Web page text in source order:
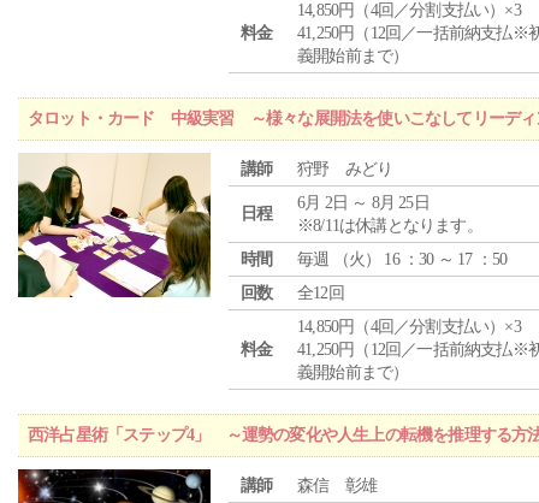
料金
14,850円（4回／分割支払い）×3
41,250円（12回／一括前納支払※
義開始前まで）
タロット・カード 中級実習 ～様々な展開法を使いこなしてリーディ
講師 狩野 みどり
日程
6月 2日 ～ 8月 25日
※8/11は休講となります。
時間
毎週 （火 ） 16 ：30 ～ 17 ：50
回数
全12回
料金
14,850円（4回／分割支払い）×3
41,250円（12回／一括前納支払※
義開始前まで）
西洋占星術「ステップ4」 ～運勢の変化や人生上の転機を推理する方
講師 森信 彰雄